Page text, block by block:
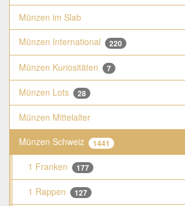
Münzen im Slab
Münzen International
220
Münzen Kuriositäten 7
Münzen Lots 28
Münzen Mittelalter
Münzen Schweiz
1441
1 Franken 177
1 Rappen 127